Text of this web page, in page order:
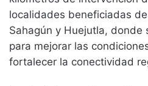
localidades beneficiadas
Sahagún y Huejutla, donde
para mejorar las
fortalecer la conectividad